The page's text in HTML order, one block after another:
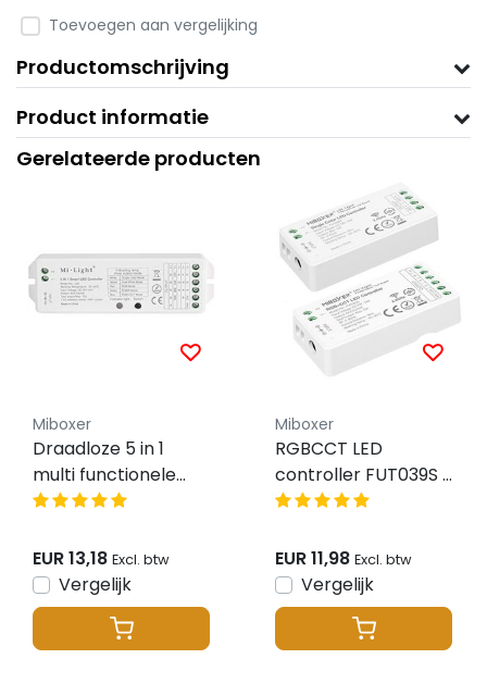
Toevoegen aan vergelijking
Productomschrijving
Product informatie
Gerelateerde producten
Miboxer
Draadloze 5 in 1
multi functionele
LED strip controller
EUR 13,18 Excl. btw
Vergelijk
Miboxer
RGBCCT LED
controller FUT039S -
Miboxer
EUR 11,98 Excl. btw
Vergelijk